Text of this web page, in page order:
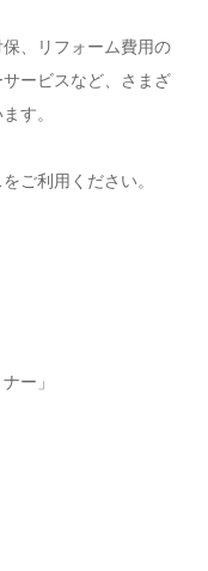
、リフォーム費用の
ービスなど、さまざ
す。
ご利用ください。
ー」